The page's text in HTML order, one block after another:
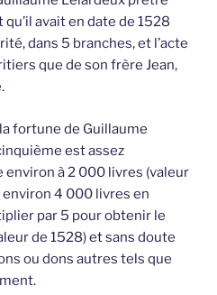
avait en date de 1528
dans 5 branches, et l’acte
que de son frère Jean,
fortune de Guillaume
est assez
environ à 2 000 livres (valeur
4 000 livres en
par 5 pour obtenir le
de 1528) et sans doute
ou dons autres tels que